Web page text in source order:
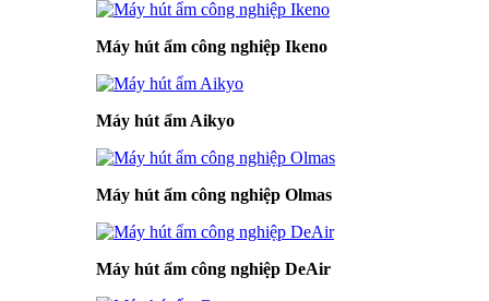
Máy hút ẩm công nghiệp Ikeno
Máy hút ẩm Aikyo
Máy hút ẩm công nghiệp Olmas
Máy hút ẩm công nghiệp DeAir